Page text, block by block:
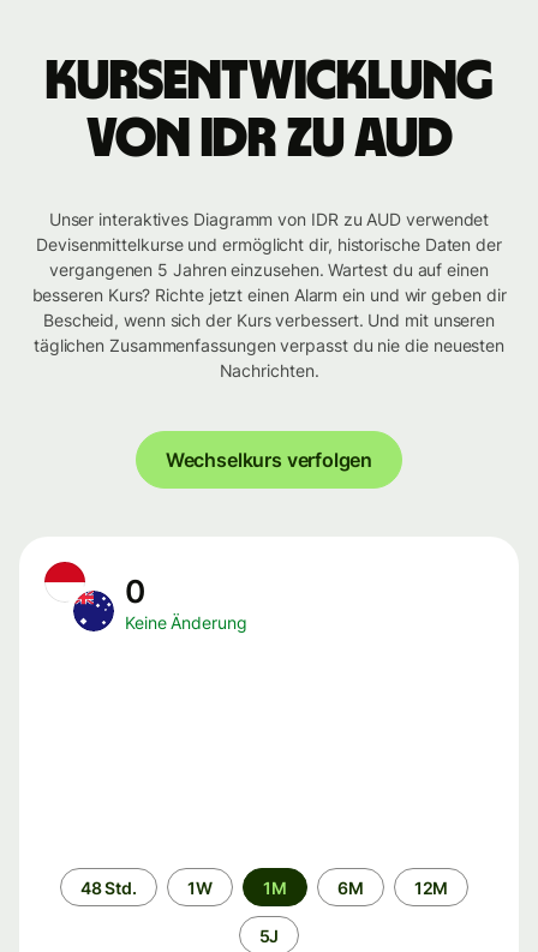
Kursentwicklung
von IDR zu AUD
Unser interaktives Diagramm von IDR zu AUD verwendet
Devisenmittelkurse und ermöglicht dir, historische Daten der
vergangenen 5 Jahren einzusehen. Wartest du auf einen
besseren Kurs? Richte jetzt einen Alarm ein und wir geben dir
Bescheid, wenn sich der Kurs verbessert. Und mit unseren
täglichen Zusammenfassungen verpasst du nie die neuesten
Nachrichten.
Wechselkurs verfolgen
0
Keine Änderung
Zeitraum
48 Std. 1W 1M 6M 12M
5J